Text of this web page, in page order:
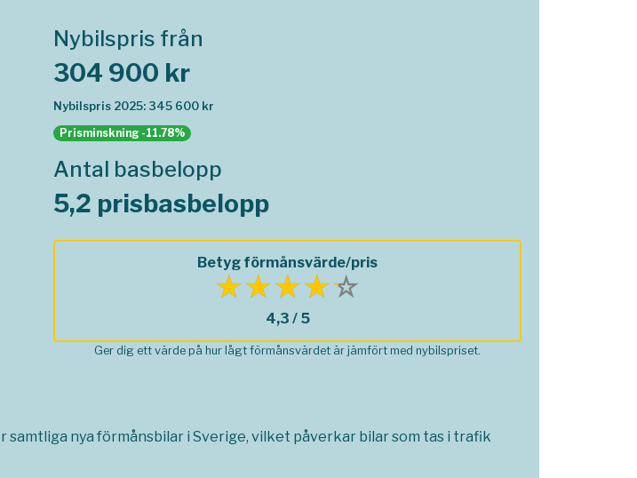
Nybilspris från
304 900 kr
Nybilspris 2025: 345 600 kr
Prisminskning -11.78%
Antal basbelopp
5,2 prisbasbelopp
Betyg förmånsvärde/pris
4,3 / 5
Ger dig ett värde på hur lågt förmånsvärdet är jämfört med nybilspriset.
nya förmånsbilar i Sverige, vilket påverkar bilar som tas i trafik